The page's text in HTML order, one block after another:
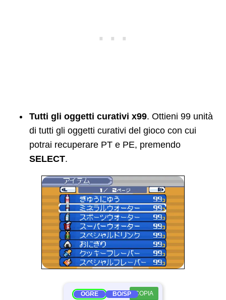
Tutti gli oggetti curativi x99. Ottieni 99 unità
di tutti gli oggetti curativi del gioco con cui
potrai recuperare PT e PE, premendo
SELECT.
OGRE BO/SP COPIA